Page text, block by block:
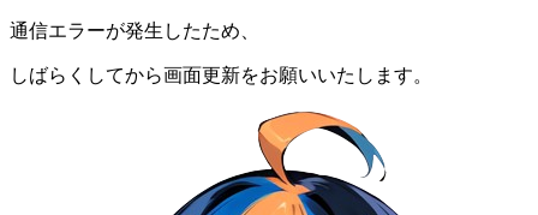
通信エラーが発生したため、
しばらくしてから画面更新をお願いいたします。